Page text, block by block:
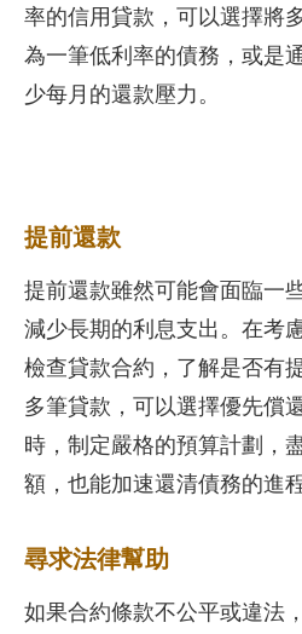
率的信用貸款，可以選擇將
為一筆低利率的債務，或是
少每月的還款壓力。
提前還款
提前還款雖然可能會面臨一
減少長期的利息支出。在考
檢查貸款合約，了解是否有
多筆貸款，可以選擇優先償
時，制定嚴格的預算計劃，
額，也能加速還清債務的進
尋求法律幫助
如果合約條款不公平或違法